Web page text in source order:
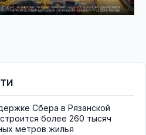
Сбера в Рязанской
более 260 тысяч
метров жилья